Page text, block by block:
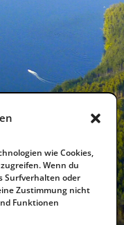
wie Cookies,
Wenn du
Surfverhalten oder
Zustimmung nicht
Funktionen